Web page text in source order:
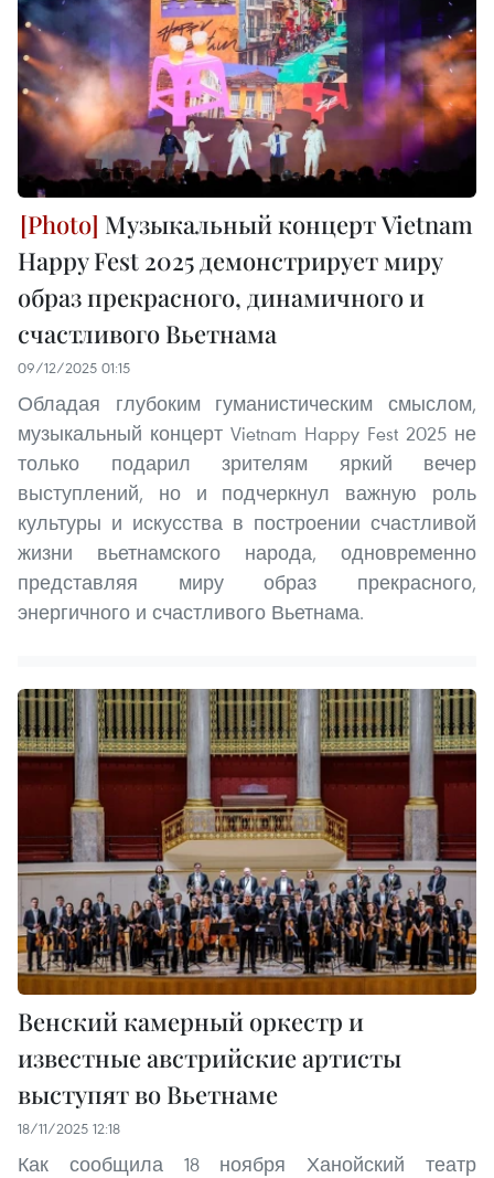
Музыкальный концерт Vietnam
Happy Fest 2025 демонстрирует миру
образ прекрасного, динамичного и
счастливого Вьетнама
09/12/2025 01:15
Обладая глубоким гуманистическим смыслом,
музыкальный концерт Vietnam Happy Fest 2025 не
только подарил зрителям яркий вечер
выступлений, но и подчеркнул важную роль
культуры и искусства в построении счастливой
жизни вьетнамского народа, одновременно
представляя миру образ прекрасного,
энергичного и счастливого Вьетнама.
Венский камерный оркестр и
известные австрийские артисты
выступят во Вьетнаме
18/11/2025 12:18
Как сообщила 18 ноября Ханойский театр